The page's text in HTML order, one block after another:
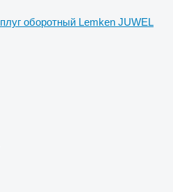
плуг оборотный Lemken JUWEL